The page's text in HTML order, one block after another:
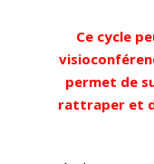
Ce cycle
permet de
rattraper et